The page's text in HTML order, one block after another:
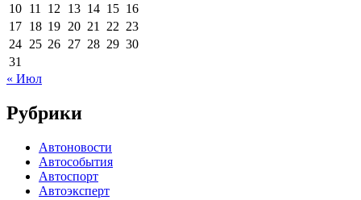
10 11 12 13 14 15 16
17 18 19 20 21 22 23
24 25 26 27 28 29 30
31
« Июл
Рубрики
Автоновости
Автособытия
Автоспорт
Автоэксперт